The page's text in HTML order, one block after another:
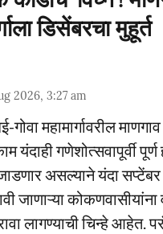
डिसेंबरचा मुहूर्त
2026, 3:27 am
गोवा महामार्गावरील
यंदाही गणेशोत्सवापूर्वी पूर्ण
असल्याने यंदा सप्टेंबर
जाणाऱ्या
लागण्याची चिन्हे आहेत.